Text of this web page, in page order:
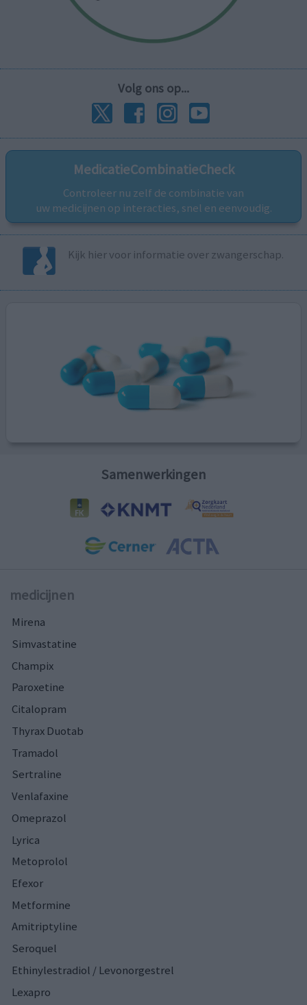
Volg ons op...
MedicatieCombinatieCheck
Controleer nu zelf de combinatie van
uw medicijnen op interacties, snel en eenvoudig.
Kijk hier voor informatie over zwangerschap.
Samenwerkingen
medicijnen
Mirena
Simvastatine
Champix
Paroxetine
Citalopram
Thyrax Duotab
Tramadol
Sertraline
Venlafaxine
Omeprazol
Lyrica
Metoprolol
Efexor
Metformine
Amitriptyline
Seroquel
Ethinylestradiol / Levonorgestrel
Lexapro